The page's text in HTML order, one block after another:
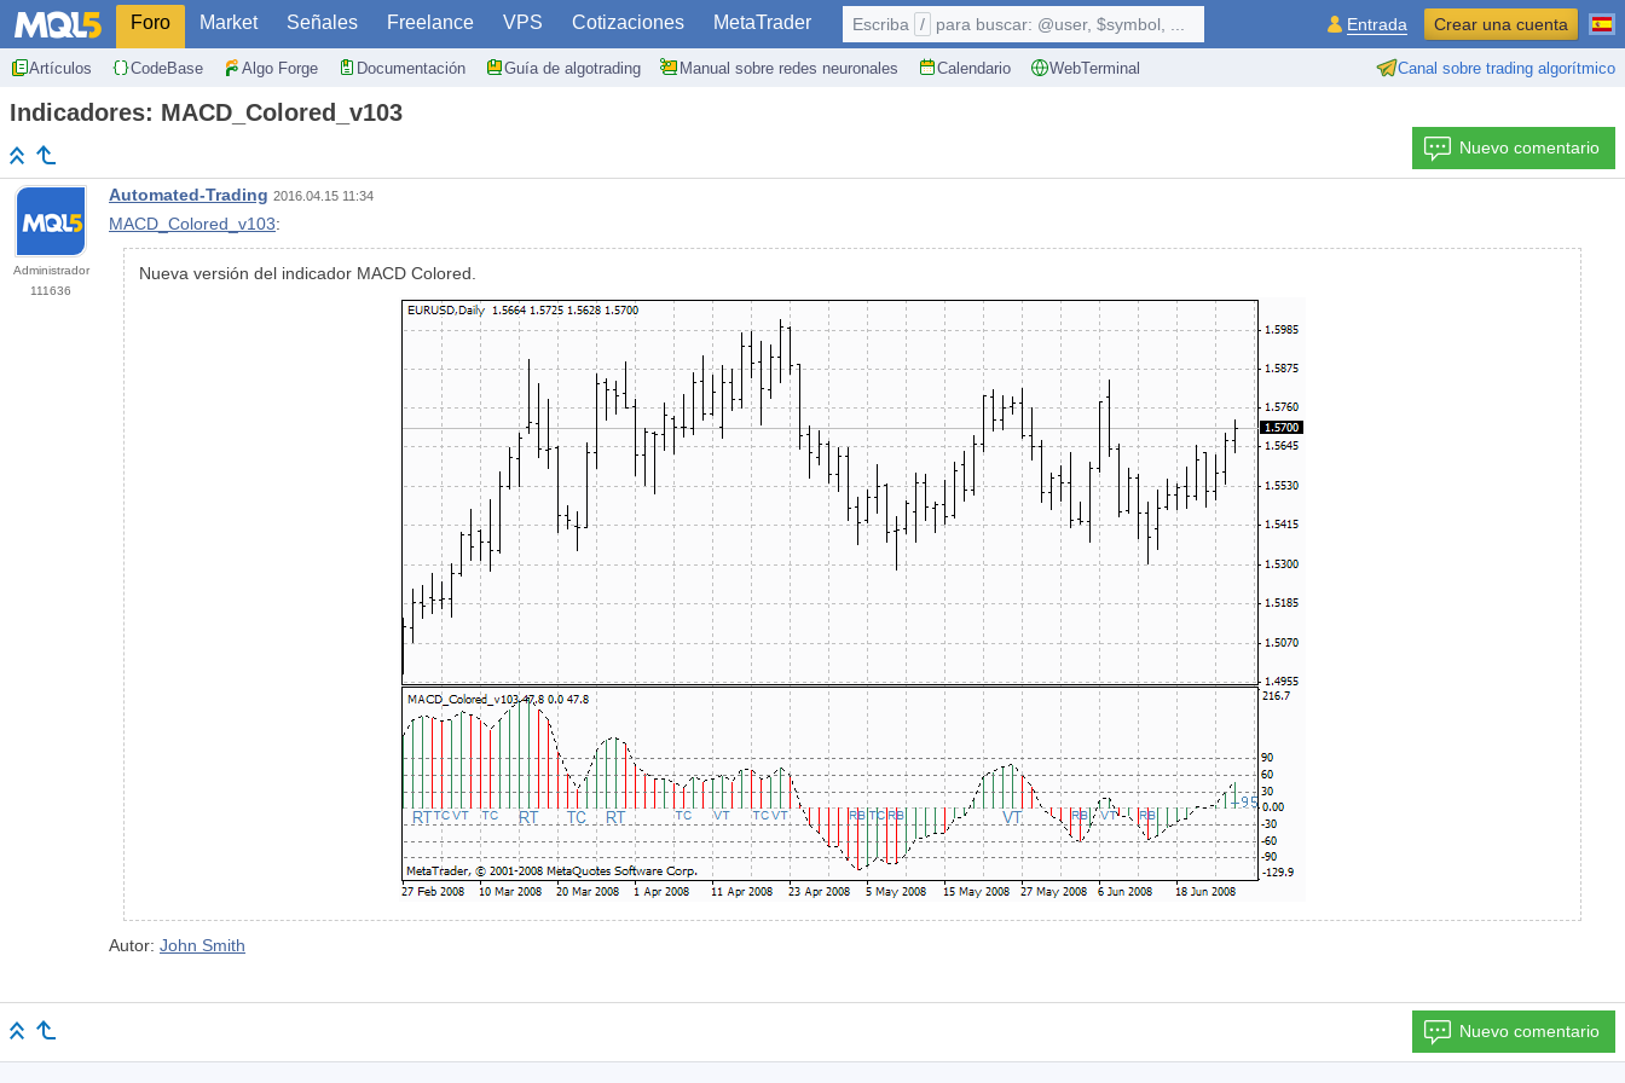
Foro Market Señales Freelance VPS Cotizaciones MetaTrader
Artículos CodeBase Algo Forge Documentación Guía de algotrading Manual sobre redes neuronales Calendario WebTerminal Canal sobre trading algorítmico
Escriba / para buscar: @user, $symbol, ... Entrada Crear una cuenta
Indicadores: MACD_Colored_v103
Nuevo comentario
Administrador
111636
Automated-Trading 2016.04.15 11:34
MACD_Colored_v103:
Nueva versión del indicador MACD Colored.
Autor: John Smith
Nuevo comentario